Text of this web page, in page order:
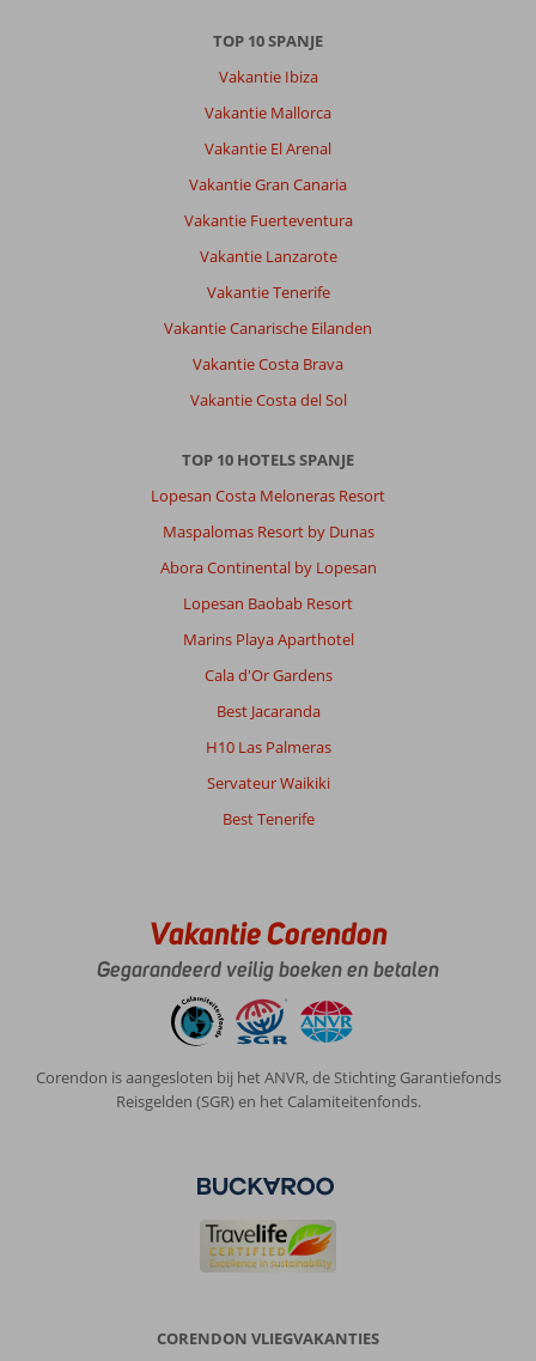
TOP 10 SPANJE
Vakantie Ibiza
Vakantie Mallorca
Vakantie El Arenal
Vakantie Gran Canaria
Vakantie Fuerteventura
Vakantie Lanzarote
Vakantie Tenerife
Vakantie Canarische Eilanden
Vakantie Costa Brava
Vakantie Costa del Sol
TOP 10 HOTELS SPANJE
Lopesan Costa Meloneras Resort
Maspalomas Resort by Dunas
Abora Continental by Lopesan
Lopesan Baobab Resort
Marins Playa Aparthotel
Cala d'Or Gardens
Best Jacaranda
H10 Las Palmeras
Servateur Waikiki
Best Tenerife
Vakantie Corendon
Gegarandeerd veilig boeken en betalen
Corendon is aangesloten bij het ANVR, de Stichting Garantiefonds
Reisgelden (SGR) en het Calamiteitenfonds.
CORENDON VLIEGVAKANTIES